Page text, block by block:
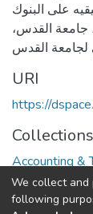
على البنوك
جامعة القدس،
URI
https://
Collections
Full item
We collect and
following